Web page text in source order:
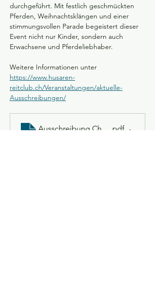
durchgeführt. Mit festlich geschmückten
Pferden, Weihnachtsklängen und einer
stimmungsvollen Parade begeistert dieser
Event nicht nur Kinder, sondern auch
Erwachsene und Pferdeliebhaber.
Weitere Informationen unter
https://www.husaren-
reitclub.ch/Veranstaltungen/aktuelle-
Ausschreibungen/
Ausschreibung Chlausritt 2025
.pdf